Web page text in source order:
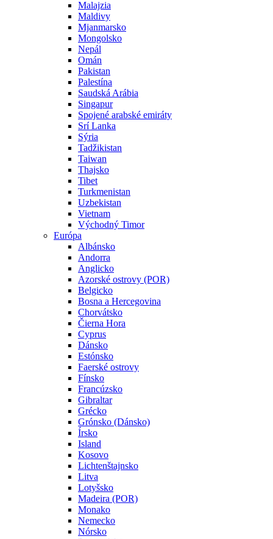
Malajzia
Maldivy
Mjanmarsko
Mongolsko
Nepál
Omán
Pakistan
Palestína
Saudská Arábia
Singapur
Spojené arabské emiráty
Srí Lanka
Sýria
Tadžikistan
Taiwan
Thajsko
Tibet
Turkmenistan
Uzbekistan
Vietnam
Východný Timor
Európa
Albánsko
Andorra
Anglicko
Azorské ostrovy (POR)
Belgicko
Bosna a Hercegovina
Chorvátsko
Čierna Hora
Cyprus
Dánsko
Estónsko
Faerské ostrovy
Fínsko
Francúzsko
Gibraltar
Grécko
Grónsko (Dánsko)
Írsko
Island
Kosovo
Lichtenštajnsko
Litva
Lotyšsko
Madeira (POR)
Monako
Nemecko
Nórsko